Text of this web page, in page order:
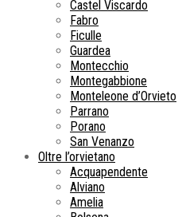
Castel Viscardo
Fabro
Ficulle
Guardea
Montecchio
Montegabbione
Monteleone d’Orvieto
Parrano
Porano
San Venanzo
Oltre l’orvietano
Acquapendente
Alviano
Amelia